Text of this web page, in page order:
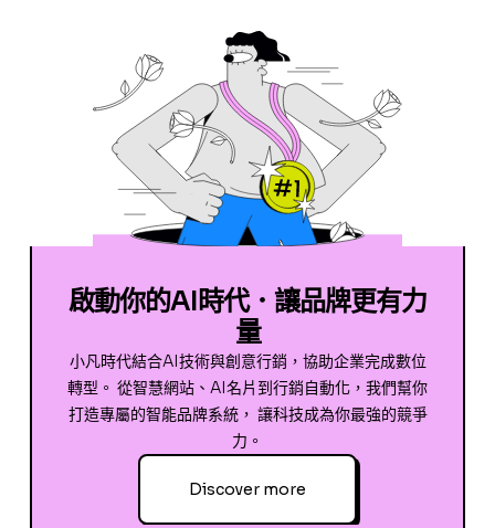
啟動你的AI時代．讓品牌更有力
量
小凡時代結合AI技術與創意行銷，協助企業完成數位
轉型。 從智慧網站、AI名片到行銷自動化，我們幫你
打造專屬的智能品牌系統， 讓科技成為你最強的競爭
力。
Discover more